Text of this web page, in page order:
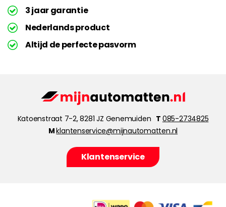
3 jaar garantie
Nederlands product
Altijd de perfecte pasvorm
Katoenstraat 7-2, 8281 JZ Genemuiden T 085-2734825
Mklantenservice@mijnautomatten.nl
Klantenservice